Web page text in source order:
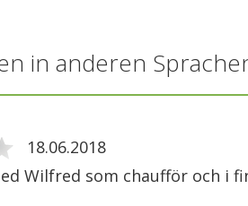
in anderen
18.06.2018
Wilfred som chaufför och i